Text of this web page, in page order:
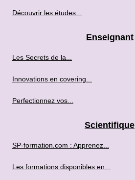
Découvrir les études...
Enseignant
Les Secrets de la...
Innovations en covering...
Perfectionnez vos...
Scientifique
SP-formation.com : Apprenez...
Les formations disponibles en...